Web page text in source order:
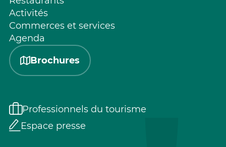
Activités
Commerces et services
Agenda
Brochures
Professionnels du tourisme
Espace presse